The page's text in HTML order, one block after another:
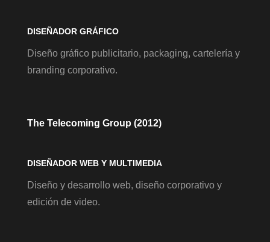
DISEÑADOR GRÁFICO
Diseño gráfico publicitario, packaging, cartelería y
branding corporativo.
The Telecoming Group (2012)
DISEÑADOR WEB Y MULTIMEDIA
Diseño y desarrollo web, diseño corporativo y
edición de video.